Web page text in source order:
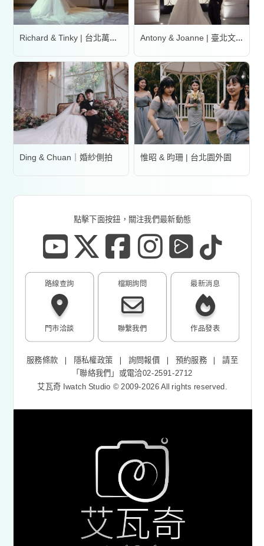
Richard & Tinky | 台北萬豪酒店 Antony & Joanne | 臺北文華東方酒店
Ding & Chuan｜婚紗側拍 惟昭 & 昀珊 | 台北園外園
點擊下面按鈕，關注我們最新動態
路線查詢
門市洽談
最新消息
作品發表
檔期詢問
聯繫我們
服務條款 ❘ 隱私權政策 ❘詢問報價 ❘預約服務 ❘請至
「聯絡我們 」或電洽02-2591-2712
艾瓦奇 Iwatch Studio © 2009-2026 All rights reserved.